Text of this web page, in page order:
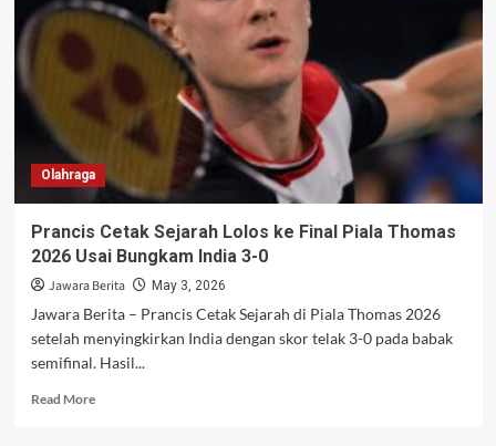
Olahraga
Prancis Cetak Sejarah Lolos ke Final Piala Thomas
2026 Usai Bungkam India 3-0
Jawara Berita May 3, 2026
Jawara Berita – Prancis Cetak Sejarah di Piala Thomas 2026
setelah menyingkirkan India dengan skor telak 3-0 pada babak
semifinal. Hasil...
Read MoreRead